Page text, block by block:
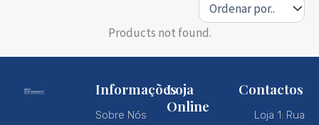
Products not found.
Informações
Sobre Nós
Loja
Online
Contactos
Loja 1: Rua